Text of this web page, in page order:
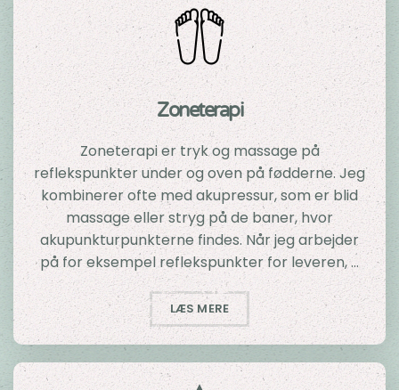
Zoneterapi
Zoneterapi er tryk og massage på
reflekspunkter under og oven på fødderne. Jeg
kombinerer ofte med akupressur, som er blid
massage eller stryg på de baner, hvor
akupunkturpunkterne findes. Når jeg arbejder
på for eksempel reflekspunkter for leveren, …
LÆS MERE